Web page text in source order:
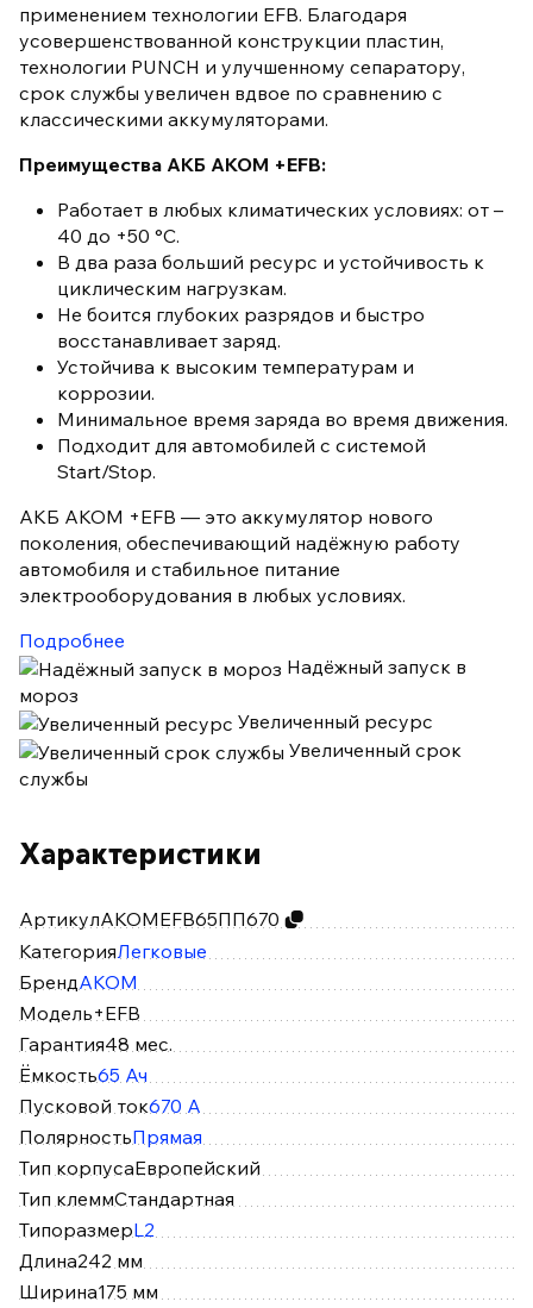
применением технологии EFB. Благодаря
усовершенствованной конструкции пластин,
технологии PUNCH и улучшенному сепаратору,
срок службы увеличен вдвое по сравнению с
классическими аккумуляторами.
Преимущества АКБ AKOM +EFB:
Работает в любых климатических условиях: от –
40 до +50 °C.
В два раза больший ресурс и устойчивость к
циклическим нагрузкам.
Не боится глубоких разрядов и быстро
восстанавливает заряд.
Устойчива к высоким температурам и
коррозии.
Минимальное время заряда во время движения.
Подходит для автомобилей с системой
Start/Stop.
АКБ AKOM +EFB — это аккумулятор нового
поколения, обеспечивающий надёжную работу
автомобиля и стабильное питание
электрооборудования в любых условиях.
Подробнее
Надёжный запуск в
мороз
Увеличенный ресурс
Увеличенный срок
службы
Характеристики
АртикулАКОМEFB65ПП670
КатегорияЛегковые
БрендAKOM
Модель+EFB
Гарантия48 мес.
Ёмкость65 Ач
Пусковой ток670 А
ПолярностьПрямая
Тип корпусаЕвропейский
Тип клеммСтандартная
ТипоразмерL2
Длина242 мм
Ширина175 мм